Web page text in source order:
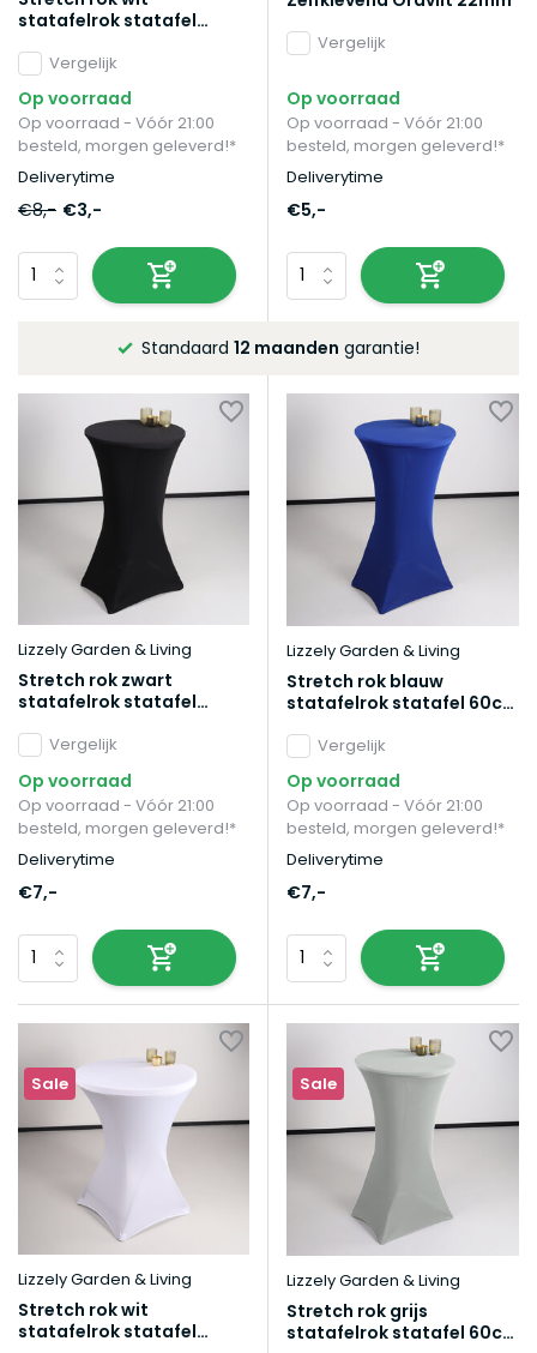
statafelrok statafel
Vergelijk
Op voorraad
Op voorraad - Vóór 21:00
besteld, morgen geleverd!*
Deliverytime
€8,- €3,-
Vergelijk
Op voorraad
Op voorraad - Vóór 21:00
besteld, morgen geleverd!*
Deliverytime
€5,-
Altijd de laagsteprijsgarantie!
Lizzely Garden & Living
Stretch rok zwart
statafelrok statafel
Vergelijk
Op voorraad
Op voorraad - Vóór 21:00
besteld, morgen geleverd!*
Deliverytime
€7,-
Lizzely Garden & Living
Stretch rok blauw
statafelrok statafel 60cm
Vergelijk
Op voorraad
Op voorraad - Vóór 21:00
besteld, morgen geleverd!*
Deliverytime
€7,-
Sale
Lizzely Garden & Living
Stretch rok wit
statafelrok statafel
Sale
Lizzely Garden & Living
Stretch rok grijs
statafelrok statafel 60cm